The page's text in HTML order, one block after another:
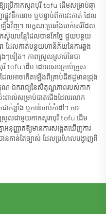
រើកាកសូរាបុរី tofu ដើមសម្រាប់ឆ្មា
លូវទឹកនោម ឬបន្ទាប់ពីការវះកាត់ ដែល
ឡើងវិញ។ លក្ខណៈប្រឆាំងបាក់តេរីដែល
ស៊ូយបន្លែដែលបានកែច្នៃ ជួយបន្ថយ
ា ដែលកាត់បន្ថយហានិភ័យនៃការឆ្លង
ងៗទៀត។ ភាពស្រួលស្រាប់នៃបា
tofu ដើម ដោយសារគ្រាប់ក្រួស
លអាចកើតឡើងពីគ្រាប់ដីឥដ្ឋមានជ្រុង
ឯករាជ្យនៃសីតុណ្ហភាពរបស់កាក
ះពាល់សម្រាប់បាតជើងដែលរលាក
ជាក់ខ្លាំង ឬកាន់កាប់កំដៅ។ ការ
រួលជាមួយកាកសូរាបុរី tofu ដើម
នុញ្ញាតឱ្យមានការសង្កេតឃើញការ
នកាន់តែច្បាស់ ដែលប្រហែលបង្ហាញពី